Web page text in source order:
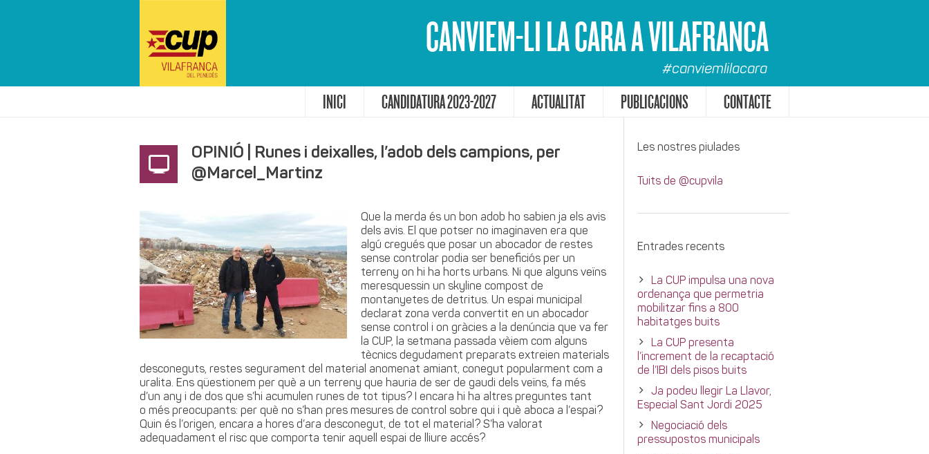
CANVIEM-LI LA CARA A VILAFRANCA
#canviemlilacara
INICI CANDIDATURA 2023-2027 ACTUALITAT PUBLICACIONS CONTACTE
OPINIÓ | Runes i deixalles, l’adob dels campions, per
@Marcel_Martinz
Que la merda és un bon adob ho sabien ja els avis
dels avis. El que potser no imaginaven era que
algú cregués que posar un abocador de restes
sense controlar podia ser beneficiós per un
terreny on hi ha horts urbans. Ni que alguns veïns
meresquessin un skyline compost de
montanyetes de detritus. Un espai municipal
declarat zona verda convertit en un abocador
sense control i on gràcies a la denúncia que va fer
la CUP, la setmana passada vèiem com alguns
tècnics degudament preparats extreien materials
desconeguts, restes segurament del material anomenat amiant, conegut popularment com a
uralita. Ens qüestionem per què a un terreny que hauria de ser de gaudi dels veïns, fa més
d’un any i de dos que s’hi acumulen runes de tot tipus? I encara hi ha altres preguntes tant
o més preocupants: per què no s’han pres mesures de control sobre qui i què aboca a l’espai?
Quin és l’origen, encara a hores d’ara desconegut, de tot el material? S’ha valorat
adequadament el risc que comporta tenir aquell espai de lliure accés?
Les nostres piulades
Tuits de @cupvila
Entrades recents
La CUP impulsa una nova
ordenança que permetria
mobilitzar fins a 800
habitatges buits
La CUP presenta
l’increment de la recaptació
de l’IBI dels pisos buits
Ja podeu llegir La Llavor,
Especial Sant Jordi 2025
Negociació dels
pressupostos municipals